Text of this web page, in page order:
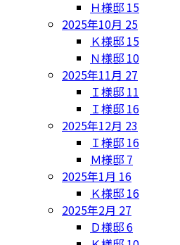
Ｈ様邸 15
2025年10月 25
Ｋ様邸 15
Ｎ様邸 10
2025年11月 27
Ｉ様邸 11
Ｉ様邸 16
2025年12月 23
Ｉ様邸 16
Ｍ様邸 7
2025年1月 16
Ｋ様邸 16
2025年2月 27
Ｄ様邸6